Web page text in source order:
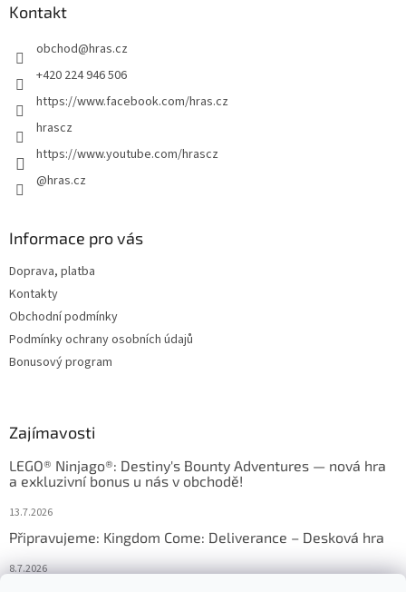
ý
s
Kontakt
obchod@hras.cz
+420 224 946 506
https://www.facebook.com/hras.cz
hrascz
https://www.youtube.com/hrascz
@hras.cz
Informace pro vás
Doprava, platba
Kontakty
Obchodní podmínky
Podmínky ochrany osobních údajů
Bonusový program
Zajímavosti
LEGO® Ninjago®: Destiny's Bounty Adventures — nová hra
a exkluzivní bonus u nás v obchodě!
13.7.2026
Připravujeme: Kingdom Come: Deliverance – Desková hra
8.7.2026